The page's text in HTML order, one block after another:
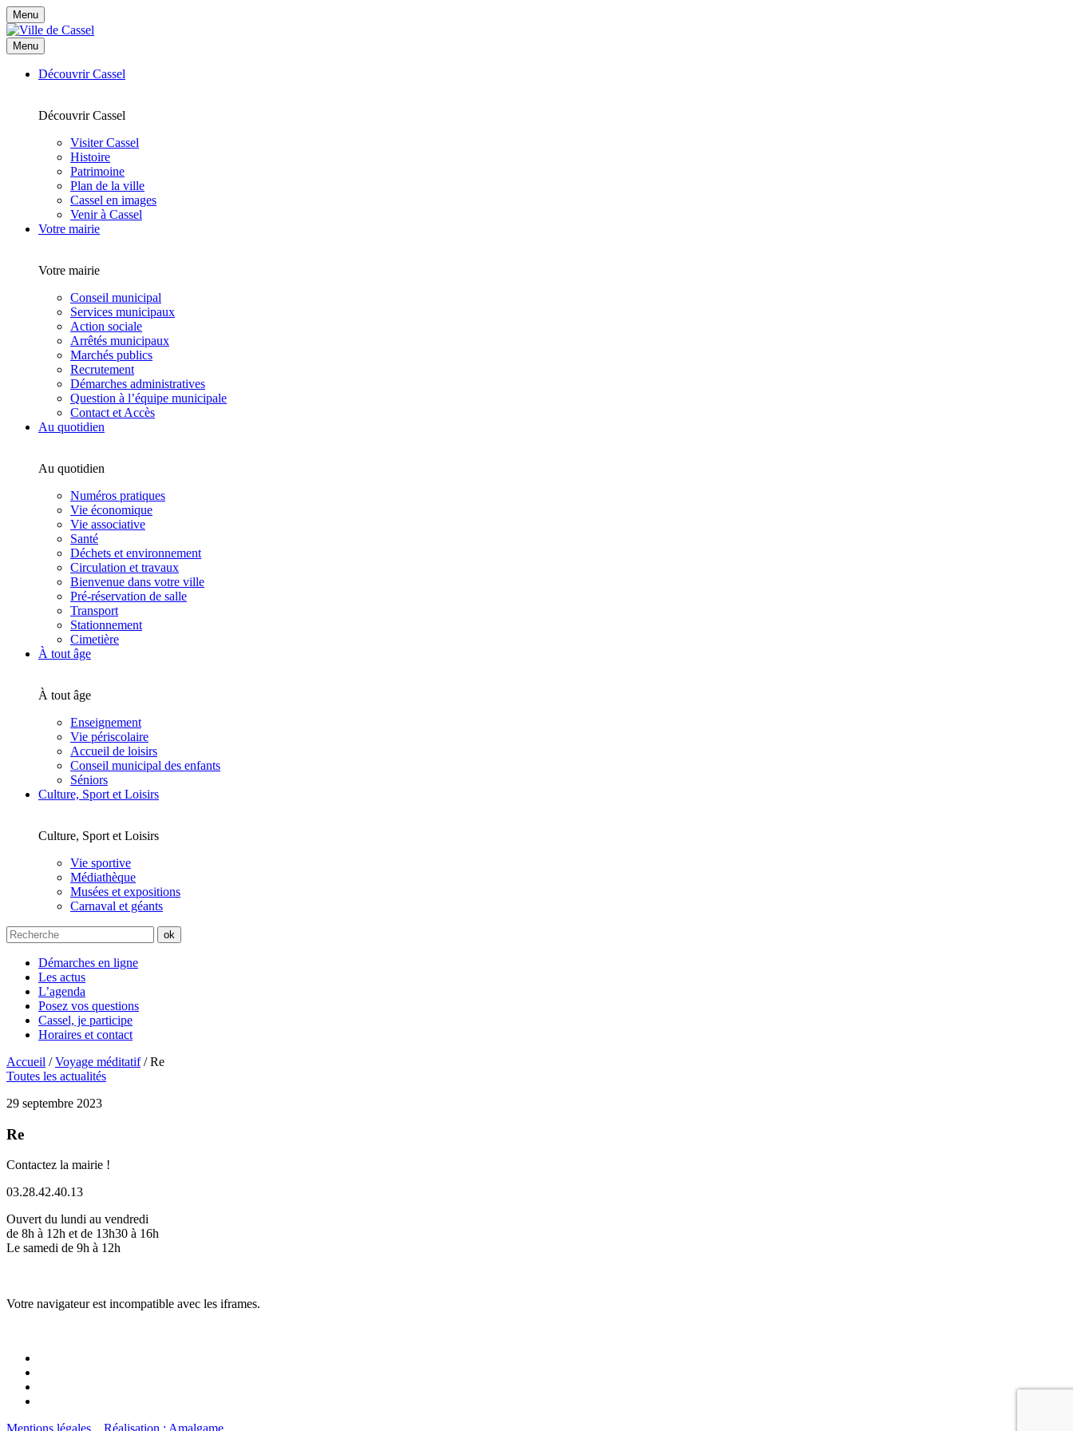
Menu
Menu
Découvrir Cassel
Découvrir Cassel
Visiter Cassel
Histoire
Patrimoine
Plan de la ville
Cassel en images
Venir à Cassel
Votre mairie
Votre mairie
Conseil municipal
Services municipaux
Action sociale
Arrêtés municipaux
Marchés publics
Recrutement
Démarches administratives
Question à l’équipe municipale
Contact et Accès
Au quotidien
Au quotidien
Numéros pratiques
Vie économique
Vie associative
Santé
Déchets et environnement
Circulation et travaux
Bienvenue dans votre ville
Pré-réservation de salle
Transport
Stationnement
Cimetière
À tout âge
À tout âge
Enseignement
Vie périscolaire
Accueil de loisirs
Conseil municipal des enfants
Séniors
Culture, Sport et Loisirs
Culture, Sport et Loisirs
Vie sportive
Médiathèque
Musées et expositions
Carnaval et géants
Démarches en ligne
Les actus
L’agenda
Posez vos questions
Cassel, je participe
Horaires et contact
Accueil /Voyage méditatif/Re
Toutes les actualités
29 septembre 2023
Re
Contactez la mairie !
03.28.42.40.13
Ouvert du lundi au vendredi
de 8h à 12h et de 13h30 à 16h
Le samedi de 9h à 12h
Votre navigateur est incompatible avec les iframes.